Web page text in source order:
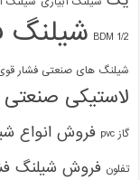
1/2 BDM شیلنگ
شیلنگ های صنعتی فشار
لاستیکی صنعتی
گاز pvc فروش انواع
تفلون فروش شیلنگ